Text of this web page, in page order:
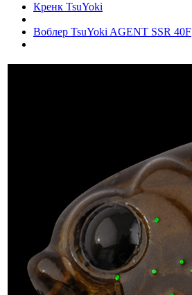
Кренк TsuYoki
Воблер TsuYoki AGENT SSR 40F